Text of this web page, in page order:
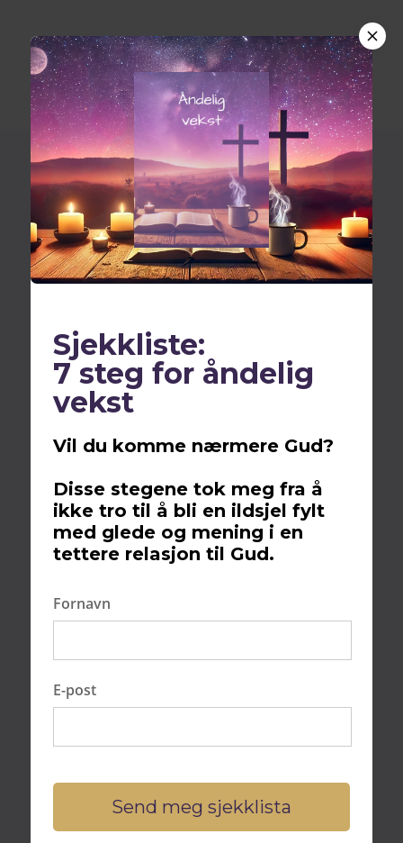
Salomo i Bibelen – Visdommens
konge
Bli frelst nå?
Salomos visdom: En gave fra Gud
Salomos fall: Fra visdom til synd
Salomo som forfatter: Ordspråkene og
Jerusalem
Salomo som et eksempel på visdom og
Sjekkliste:
7 steg for åndelig
vekst
Vil du komme nærmere Gud?
Disse stegene tok meg fra å
ikke tro til å bli en ildsjel fylt
med glede og mening i en
tettere relasjon til Gud.
Fornavn
E-post
Send meg sjekklista